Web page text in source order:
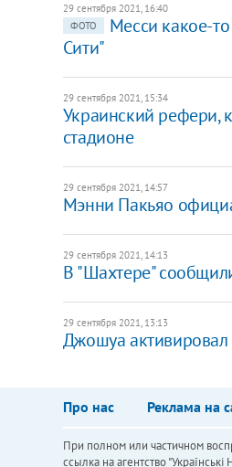
29 сентября 2021, 16:40
ФОТО
Месси какое-
Сити"
29 сентября 2021, 15:34
Украинский рефери,
стадионе
29 сентября 2021, 14:57
Мэнни Пакьяо
29 сентября 2021, 14:13
В "Шахтере"
29 сентября 2021, 13:13
Джошуа активировал
Про нас Реклама на
При полном или частичном
ссылка на агентство